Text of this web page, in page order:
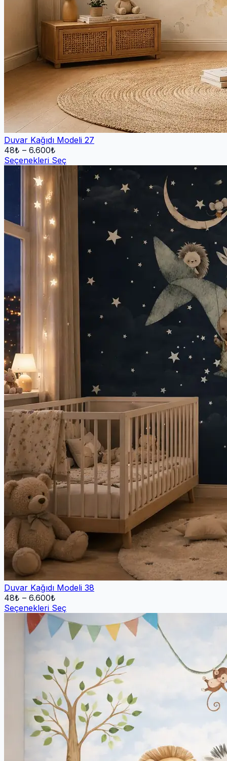
Duvar Kağıdı Modeli 27
48₺ – 6.600₺
Seçenekleri Seç
Duvar Kağıdı Modeli 38
48₺ – 6.600₺
Seçenekleri Seç